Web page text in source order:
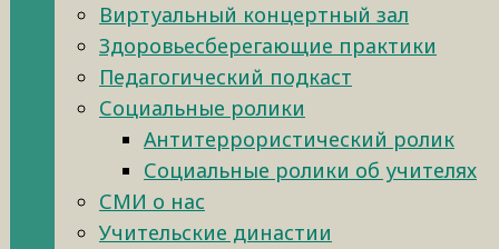
Виртуальный концертный зал
Здоровьесберегающие практики
Педагогический подкаст
Социальные ролики
Антитеррористический ролик
Социальные ролики об учителях
СМИ о нас
Учительские династии